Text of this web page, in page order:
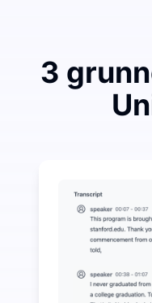
3
UniScribe tilbyr
Flere AI-
Generer